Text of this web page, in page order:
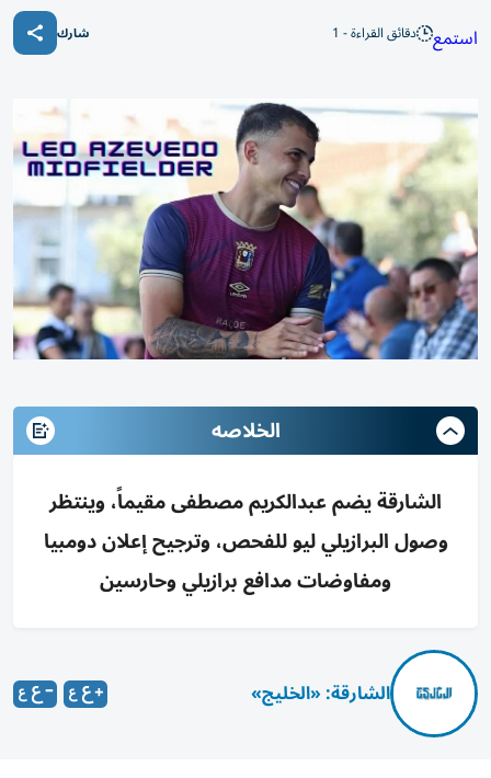
استمع دقائق القراءة - 1 شارك
الخلاصه
الشارقة يضم عبدالكريم مصطفى مقيماً، وينتظر
وصول البرازيلي ليو للفحص، وترجيح إعلان دومبيا
ومفاوضات مدافع برازيلي وحارسين
الشارقة: «الخليج»